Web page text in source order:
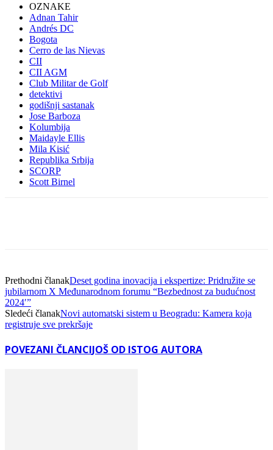
OZNAKE
Adnan Tahir
Andrés DC
Bogota
Cerro de las Nievas
CII
CII AGM
Club Militar de Golf
detektivi
godišnji sastanak
Jose Barboza
Kolumbija
Maidayle Ellis
Mila Kisić
Republika Srbija
SCORP
Scott Birnel
Prethodni članakDeset godina inovacija i ekspertize: Pridružite se
jubilarnom X Međunarodnom forumu “Bezbednost za budućnost
2024′”
Sledeći članakNovi automatski sistem u Beogradu: Kamera koja
registruje sve prekršaje
POVEZANI ČLANCIJOŠ OD ISTOG AUTORA